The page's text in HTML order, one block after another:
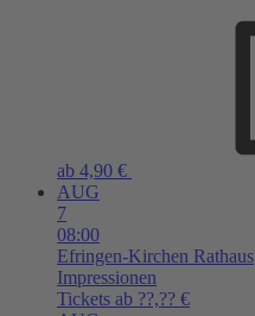
ab 4,90 €
AUG
7
08:00
Efringen-Kirchen Rathaus
Impressionen
Tickets ab ??,?? €